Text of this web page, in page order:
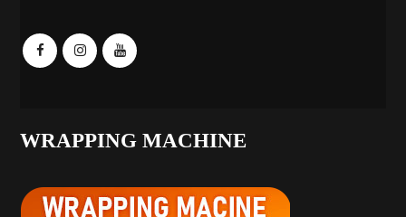
WRAPPING MACHINE